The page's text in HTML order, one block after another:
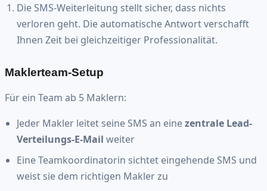
Die SMS-Weiterleitung stellt sicher, dass nichts
verloren geht. Die automatische Antwort verschafft
Ihnen Zeit bei gleichzeitiger Professionalität.
Maklerteam-Setup
Für ein Team ab 5 Maklern:
Jeder Makler leitet seine SMS an einezentrale Lead-
Verteilungs-E-Mail weiter
Eine Teamkoordinatorin sichtet eingehende SMS und
weist sie dem richtigen Makler zu